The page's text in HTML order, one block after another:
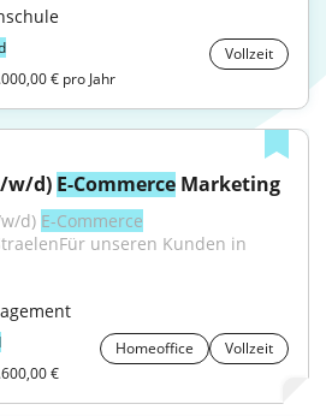
Vollzeit
€ pro Jahr
w/d) E-Commerce Marketing
d) E-Commerce
unseren Kunden in
Homeoffice
Vollzeit
€